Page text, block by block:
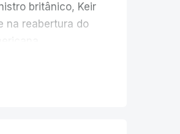
britânico, Keir
na reabertura do